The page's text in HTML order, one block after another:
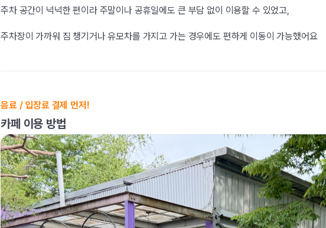
주차 공간이 넉넉한 편이라 주말이나 공휴일에도 큰 부담 없이 이용할 수 있었고,
주차장이 가까워 짐 챙기거나 유모차를 가지고 가는 경우에도 편하게 이동이 가능했어요
음료 / 입장료 결제 먼저!
카페 이용 방법